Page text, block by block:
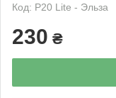
Код: P20 Lite - Эльза
230 ₴